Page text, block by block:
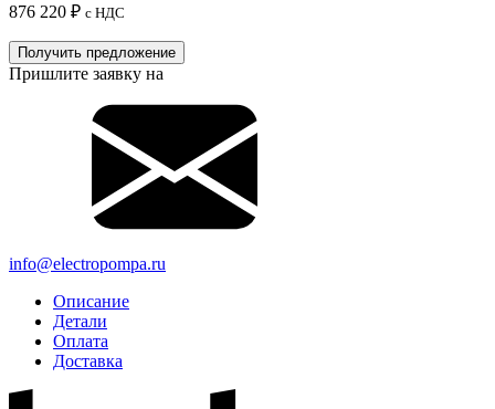
876 220 ₽ с НДС
Получить предложение
Пришлите заявку на
info@electropompa.ru
Описание
Детали
Оплата
Доставка